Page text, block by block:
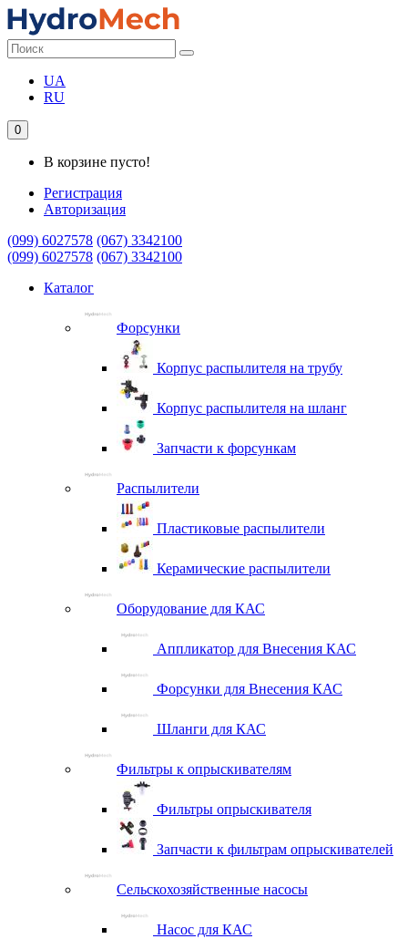
UA
RU
0
В корзине пусто!
Регистрация
Авторизация
(099) 6027578 (067) 3342100
(099) 6027578 (067) 3342100
Каталог
Форсунки
Корпус распылителя на трубу
Корпус распылителя на шланг
Запчасти к форсункам
Распылители
Пластиковые распылители
Керамические распылители
Оборудование для КАС
Аппликатор для Внесения КАС
Форсунки для Внесения КАС
Шланги для КАС
Фильтры к опрыскивателям
Фильтры опрыскивателя
Запчасти к фильтрам опрыскивателей
Сельскохозяйственные насосы
Насос для КАС